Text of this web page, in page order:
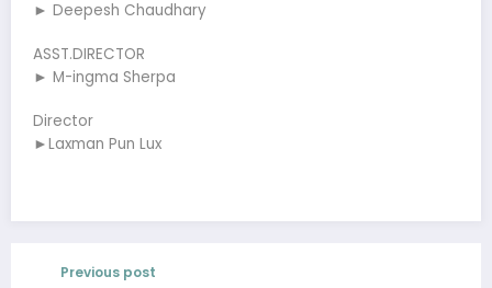
► Deepesh Chaudhary
ASST.DIRECTOR
► M-ingma Sherpa
Director
►Laxman Pun Lux
Previous post